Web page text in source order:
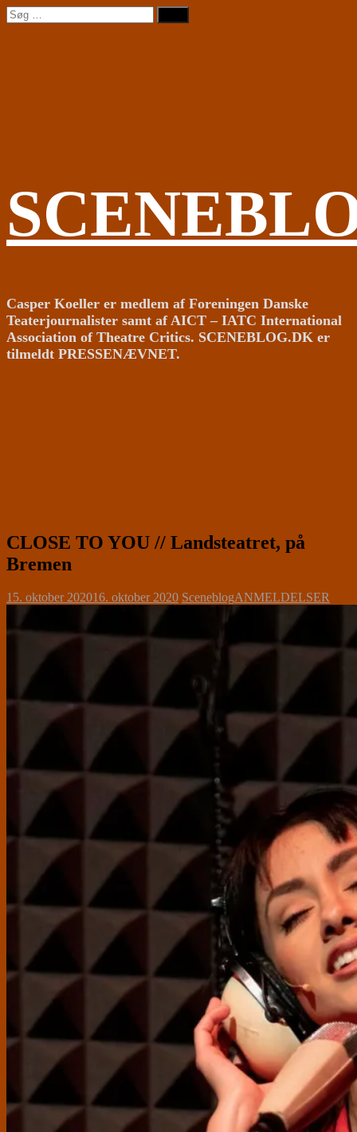
Videre
til
Søg
efter:
Casper Koeller er medlem af Foreningen Danske
Teaterjournalister samt af AICT – IATC International
Association of Theatre Critics. SCENEBLOG.DK er
tilmeldt PRESSENÆVNET.
CLOSE TO YOU // Landsteatret, på
Bremen
15. oktober 202016. oktober 2020 SceneblogANMELDELSER